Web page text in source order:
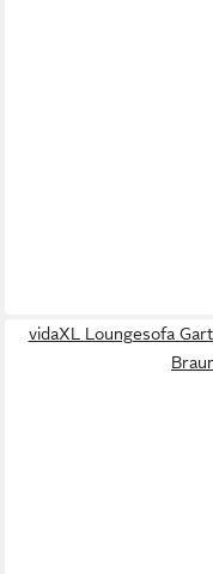
vidaXL Loungesofa